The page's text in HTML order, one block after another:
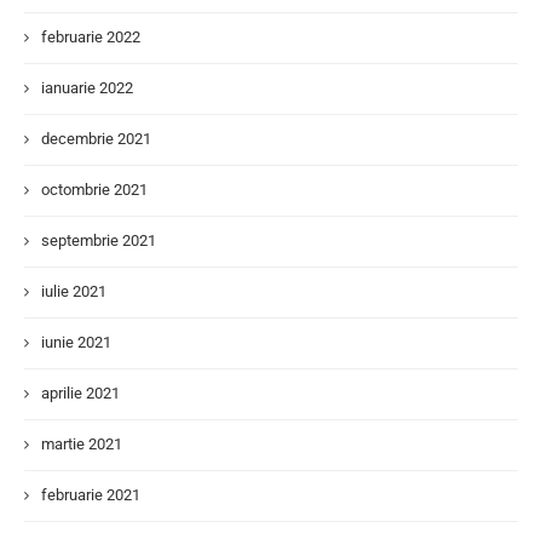
februarie 2022
ianuarie 2022
decembrie 2021
octombrie 2021
septembrie 2021
iulie 2021
iunie 2021
aprilie 2021
martie 2021
februarie 2021